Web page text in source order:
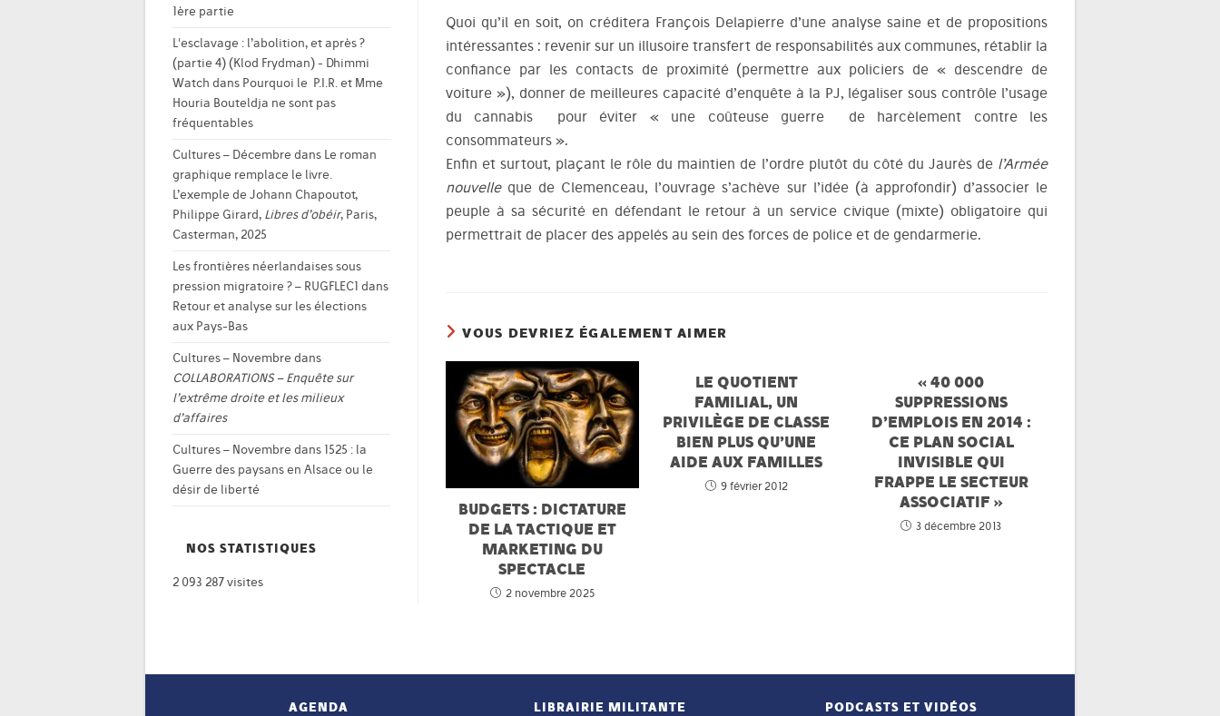
Quoi qu’il en soit, on créditera François Delapierre d’une analyse saine et de propositions
intéressantes : revenir sur un illusoire transfert de responsabilités aux communes, rétablir la
confiance par les contacts de proximité (permettre aux policiers de « descendre de
voiture »), donner de meilleures capacité d’enquête à la PJ, légaliser sous contrôle l’usage
du cannabis pour éviter « une coûteuse guerre de harcèlement contre les
consommateurs ».
Enfin et surtout, plaçant le rôle du maintien de l’ordre plutôt du côté du Jaurès del’Armée
nouvelleque de Clemenceau, l’ouvrage s’achève sur l’idée (à approfondir) d’associer le
peuple à sa sécurité en défendant le retour à un service civique (mixte) obligatoire qui
permettrait de placer des appelés au sein des forces de police et de gendarmerie.
VOUS DEVRIEZ ÉGALEMENT AIMER
BUDGETS : DICTATURE
DE LA TACTIQUE ET
MARKETING DU
SPECTACLE
2 novembre 2025
LE QUOTIENT
FAMILIAL, UN
PRIVILÈGE DE CLASSE
BIEN PLUS QU’UNE
AIDE AUX FAMILLES
9 février 2012
« 40 000
SUPPRESSIONS
D’EMPLOIS EN 2014 :
CE PLAN SOCIAL
INVISIBLE QUI
FRAPPE LE SECTEUR
ASSOCIATIF »
3 décembre 2013
1ère partie
L'esclavage : l’abolition, et après ?
(partie 4) (Klod Frydman) - Dhimmi
Watch dans Pourquoi le P.I.R. et Mme
Houria Bouteldja ne sont pas
fréquentables
Cultures – Décembre dans Le roman
graphique remplace le livre.
L’exemple de Johann Chapoutot,
Philippe Girard, Libres d’obéir, Paris,
Casterman, 2025
Les frontières néerlandaises sous
pression migratoire ? – RUGFLEC1 dans
Retour et analyse sur les élections
aux Pays-Bas
Cultures – Novembre dans
COLLABORATIONS – Enquête sur
l’extrême droite et les milieux
d’affaires
Cultures – Novembre dans 1525 : la
Guerre des paysans en Alsace ou le
désir de liberté
NOS STATISTIQUES
2 093 287 visites
AGENDA LIBRAIRIE MILITANTE PODCASTS ET VIDÉOS